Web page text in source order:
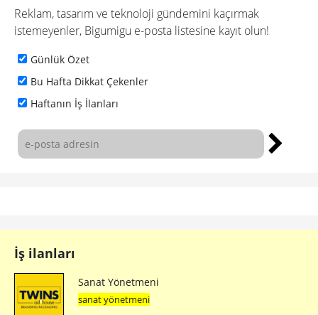
Reklam, tasarım ve teknoloji gündemini kaçırmak
istemeyenler, Bigumigu e-posta listesine kayıt olun!
Günlük Özet
Bu Hafta Dikkat Çekenler
Haftanın İş İlanları
İş ilanları
Sanat Yönetmeni
sanat yönetmeni